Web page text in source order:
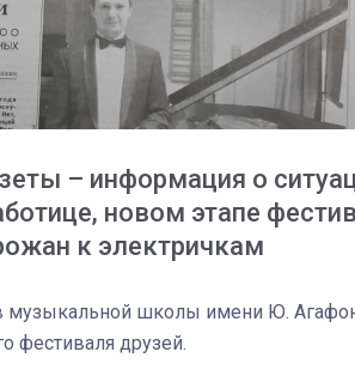
– информация о
новом этапе
к электричкам
музыкальной школы имени Ю.
фестиваля друзей.